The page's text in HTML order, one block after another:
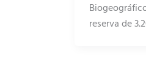
reserva de